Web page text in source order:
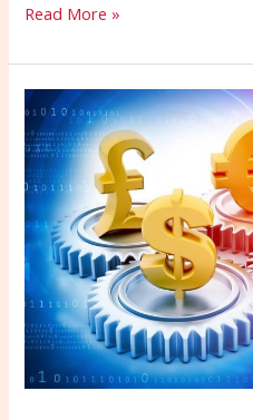
Read More »
Zakon
o
izmjenama
i
dopunama
Zakona
o
deviznom
poslovanju